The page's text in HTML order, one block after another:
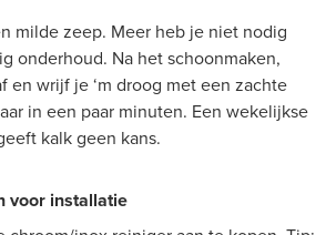
milde zeep. Meer heb je niet nodig
onderhoud. Na het schoonmaken,
en wrijf je ‘m droog met een zachte
in een paar minuten. Een wekelijkse
kalk geen kans.
voor installatie